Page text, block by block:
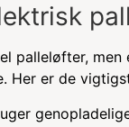
palleløfter,
Her er de